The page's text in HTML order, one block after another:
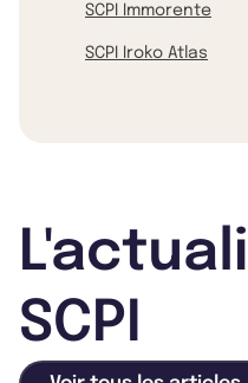
SCPI Immorente
SCPI Iroko Atlas
SCPI